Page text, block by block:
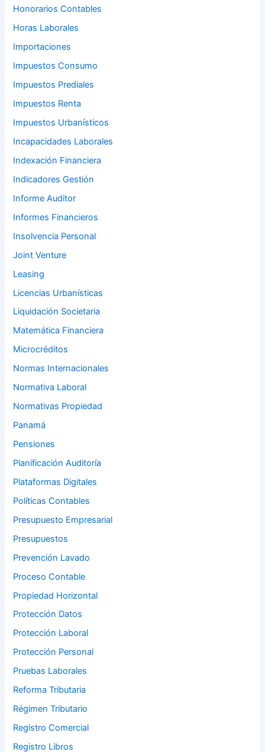
Honorarios Contables
Horas Laborales
Importaciones
Impuestos Consumo
Impuestos Prediales
Impuestos Renta
Impuestos Urbanísticos
Incapacidades Laborales
Indexación Financiera
Indicadores Gestión
Informe Auditor
Informes Financieros
Insolvencia Personal
Joint Venture
Leasing
Licencias Urbanísticas
Liquidación Societaria
Matemática Financiera
Microcréditos
Normas Internacionales
Normativa Laboral
Normativas Propiedad
Panamá
Pensiones
Planificación Auditoría
Plataformas Digitales
Políticas Contables
Presupuesto Empresarial
Presupuestos
Prevención Lavado
Proceso Contable
Propiedad Horizontal
Protección Datos
Protección Laboral
Protección Personal
Pruebas Laborales
Reforma Tributaria
Régimen Tributario
Registro Comercial
Registro Libros